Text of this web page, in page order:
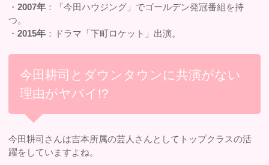
・2007年 ：「今田ハウジング」でゴールデン発冠番組を持
つ。
・2015年 ：ドラマ「下町ロケット」出演。
今田耕司とダウンタウンに共演がない
理由がヤバイ!?
今田耕司さんは吉本所属の芸人さんとしてトップクラスの活
躍をしていますよね。